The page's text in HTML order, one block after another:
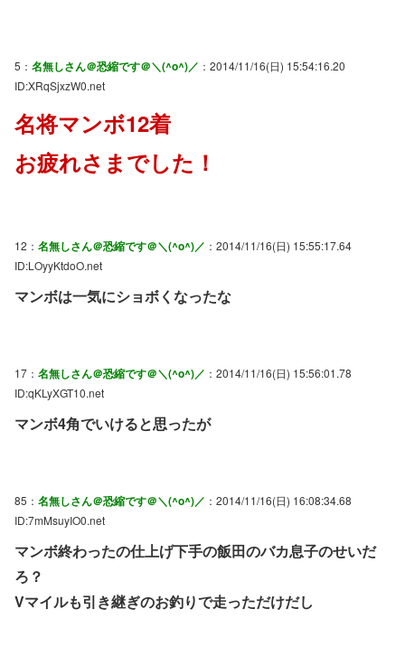
5： 名無しさん＠恐縮です＠＼(^o^)／ ：2014/11/16(日) 15:54:16.20
ID:XRqSjxzW0.net
名将マンボ12着
お疲れさまでした！
12： 名無しさん＠恐縮です＠＼(^o^)／ ：2014/11/16(日) 15:55:17.64
ID:LOyyKtdoO.net
マンボは一気にショボくなったな
17： 名無しさん＠恐縮です＠＼(^o^)／ ：2014/11/16(日) 15:56:01.78
ID:qKLyXGT10.net
マンボ4角でいけると思ったが
85： 名無しさん＠恐縮です＠＼(^o^)／ ：2014/11/16(日) 16:08:34.68
ID:7mMsuyIO0.net
マンボ終わったの仕上げ下手の飯田のバカ息子のせいだ
ろ？
Vマイルも引き継ぎのお釣りで走っただけだし